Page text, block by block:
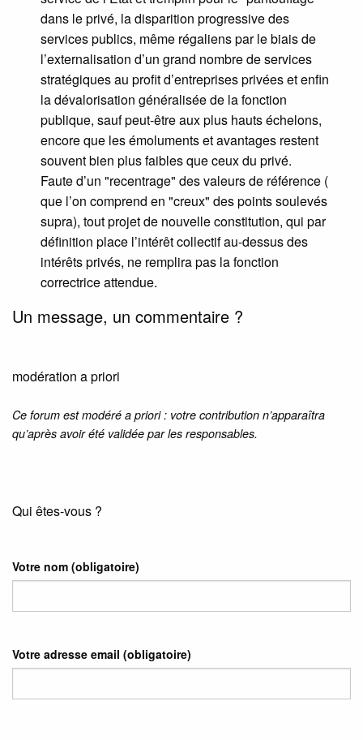
dans le privé, la disparition progressive des
services publics, même régaliens par le biais de
l’externalisation d’un grand nombre de services
stratégiques au profit d’entreprises privées et enfin
la dévalorisation généralisée de la fonction
publique, sauf peut-être aux plus hauts échelons,
encore que les émoluments et avantages restent
souvent bien plus faibles que ceux du privé.
Faute d’un "recentrage" des valeurs de référence (
que l’on comprend en "creux" des points soulevés
supra), tout projet de nouvelle constitution, qui par
définition place l’intérêt collectif au-dessus des
intérêts privés, ne remplira pas la fonction
correctrice attendue.
Un message, un commentaire ?
modération a priori
Ce forum est modéré a priori : votre contribution n’apparaîtra
qu’après avoir été validée par les responsables.
Qui êtes-vous ?
Votre nom (obligatoire)
Votre adresse email (obligatoire)